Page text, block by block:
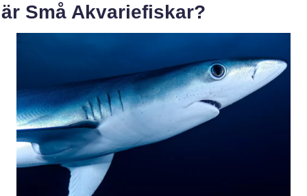
Små Akvariefiskar?